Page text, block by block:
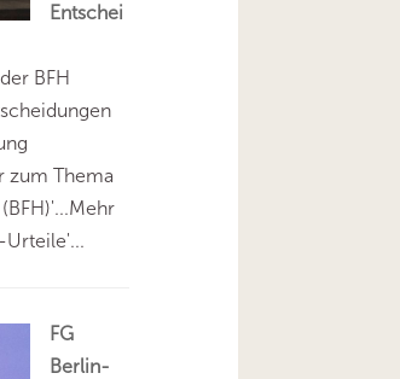
Entschei
BFH
zum Thema
Urteile'...
FG
Berlin-